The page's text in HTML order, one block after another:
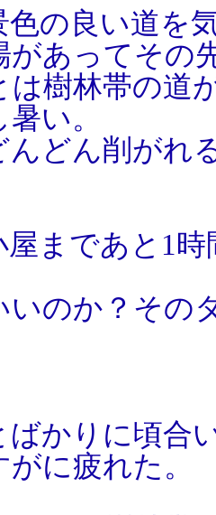
色の良い道を
があってその
は樹林帯の道
い。
んどん削がれ
屋まであと1
いのか？その
ばかりに頃合
に疲れた。